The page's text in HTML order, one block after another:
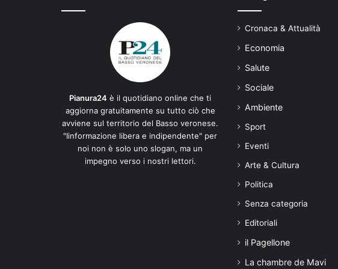
Pianura24 è il quotidiano online che ti
aggiorna gratuitamente su tutto ciò che
avviene sul territorio del Basso veronese.
"Iinformazione libera e indipendente" per
noi non è solo uno slogan, ma un
impegno verso i nostri lettori.
Cronaca & Attualità
Economia
Salute
Sociale
Ambiente
Sport
Eventi
Arte & Cultura
Politica
Senza categoria
Editoriali
il Pagellone
La chambre de Mavi